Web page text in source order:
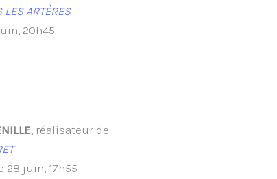
ARTÈRES
20h45
, réalisateur de
28 juin, 17h55